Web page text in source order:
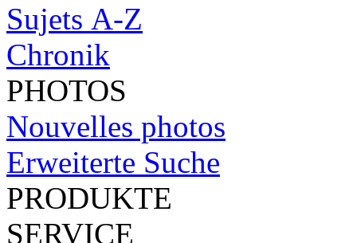
Sujets A-Z
Chronik
PHOTOS
Nouvelles photos
Erweiterte Suche
PRODUKTE
SERVICE